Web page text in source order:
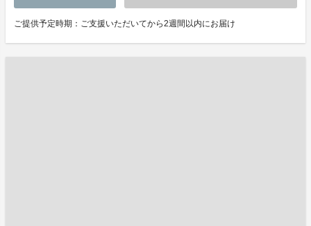
ご提供予定時期：ご支援いただいてから2週間以内にお届け